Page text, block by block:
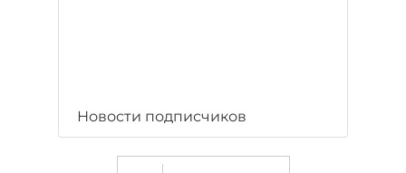
Новости подписчиков